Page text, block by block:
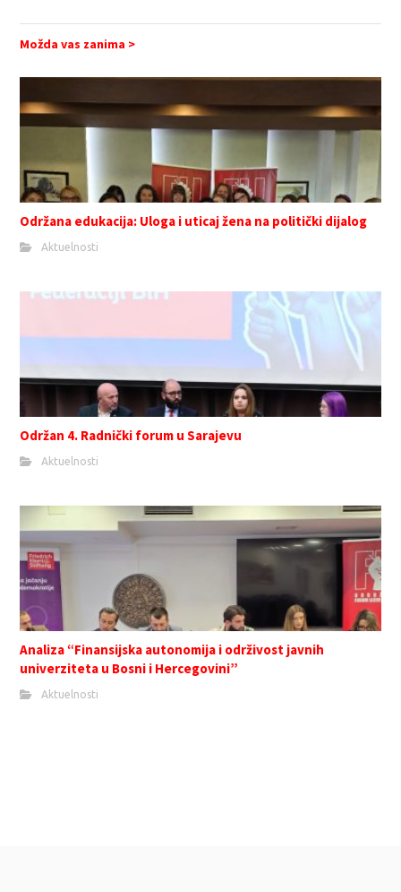
Možda vas zanima >
Održana edukacija: Uloga i uticaj žena na politički dijalog
Aktuelnosti
Održan 4. Radnički forum u Sarajevu
Aktuelnosti
Analiza “Finansijska autonomija i održivost javnih
univerziteta u Bosni i Hercegovini”
Aktuelnosti